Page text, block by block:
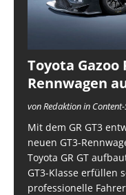
Toyota Gazoo
Rennwagen
von Redaktion in
Mit dem GR GT3
neuen GT3-
Toyota GR GT
GT3-Klasse erfüllen
professionelle